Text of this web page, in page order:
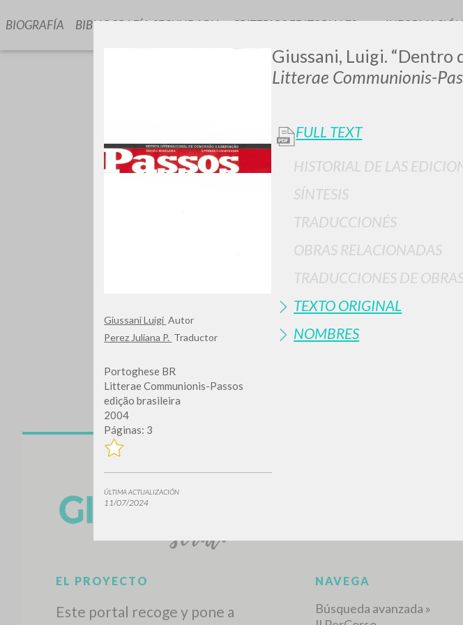
Giussani Luigi Autor
Perez Juliana P. Traductor
Portoghese BR
Litterae Communionis-Passos
edição brasileira
2004
Páginas: 3
ÚLTIMA ACTUALIZACIÓN
11/07/2024
Giussani, Luigi. “Dentro
Litterae Communionis-
FULL TEXT
HISTORIAL DE LAS
SÍNTESIS
TRADUCCIONÉS
OBRAS RELACIONADAS
TRADUCCIONES DE
TEXTO ORIGINAL
NOMBRES
LUIGI
GIUSSANI
scritti
BIOGRAFÍA BIBLIOGRAFÍA SECUNDARIA CRITERIOS EDITORIALES
TIPOLOGÍA